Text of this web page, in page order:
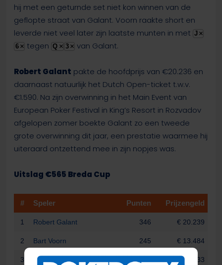
hij met een geturnde set niet kon winnen van de
geflopte straat van Galant. Voorn raakte short en
leverde niet veel later zijn laatste munten in met J
6
tegen Q 3 van Galant.
Robert Galant pakte de hoofdprijs van €20.236 en
daarnaast natuurlijk het Dutch Open-ticket t.w.v.
€1.590. Na zijn overwinning in het Main Event van
European Poker Festival in King’s Resort in Rozvadov
afgelopen zomer boekte Galant zo een tweede
grote overwinning dit jaar, een prestatie waarmee hij
uiteraard ontzettend mee in zijn nopjes was.
Uitslag €565 Breda Cup
# Speler Punten Prijzengeld
1 Robert Galant 346 € 20.239
2 Bart Voorn 245 € 13.484
3 Richard van der Meer € 9.633